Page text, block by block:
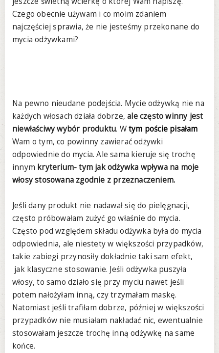
Czego obecnie używam i co moim zdaniem
najczęściej sprawia, że nie jesteśmy przekonane do
mycia odżywkami?
Na pewno nieudane podejścia. Mycie odżywką nie na
każdych włosach działa dobrze,ale często winny jest
niewłaściwy wybór produktu. Wtym poście pisałam
Wam o tym, co powinny zawierać odżywki
odpowiednie do mycia. Ale sama kieruje się trochę
innym kryterium- tym jak odżywka wpływa na moje
włosy stosowana zgodnie z przeznaczeniem.
Jeśli dany produkt nie nadawał się do pielęgnacji,
często próbowałam zużyć go właśnie do mycia.
Często pod względem składu odżywka była do mycia
odpowiednia, ale niestety w większości przypadków,
takie zabiegi przynosiły dokładnie taki sam efekt,
jak klasyczne stosowanie. Jeśli odżywka puszyła
włosy, to samo działo się przy myciu nawet jeśli
potem nałożyłam inną, czy trzymałam maskę.
Natomiast jeśli trafiłam dobrze, później w większości
przypadków nie musiałam nakładać nic, ewentualnie
stosowałam jeszcze trochę inną odżywkę na same
końce.